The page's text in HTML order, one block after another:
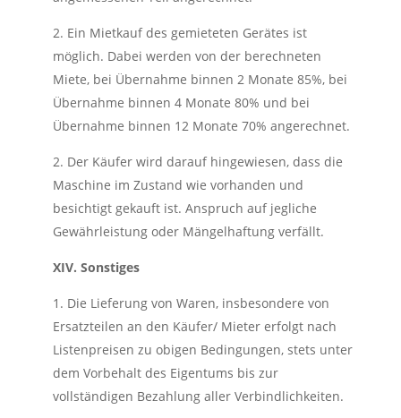
2. Ein Mietkauf des gemieteten Gerätes ist
möglich. Dabei werden von der berechneten
Miete, bei Übernahme binnen 2 Monate 85%, bei
Übernahme binnen 4 Monate 80% und bei
Übernahme binnen 12 Monate 70% angerechnet.
2. Der Käufer wird darauf hingewiesen, dass die
Maschine im Zustand wie vorhanden und
besichtigt gekauft ist. Anspruch auf jegliche
Gewährleistung oder Mängelhaftung verfällt.
XIV. Sonstiges
1. Die Lieferung von Waren, insbesondere von
Ersatzteilen an den Käufer/ Mieter erfolgt nach
Listenpreisen zu obigen Bedingungen, stets unter
dem Vorbehalt des Eigentums bis zur
vollständigen Bezahlung aller Verbindlichkeiten.